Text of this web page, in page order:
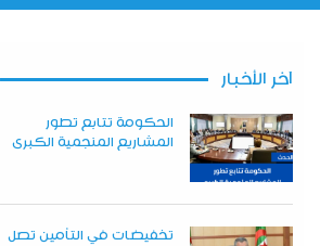
آخر الأخبار
الحكومة تتابع تطور
المشاريع المنجمية الكبرى
تخفيضات في التأمين تصل